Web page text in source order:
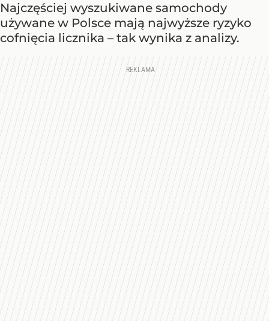
Najczęściej wyszukiwane samochody
używane w Polsce mają najwyższe ryzyko
cofnięcia licznika – tak wynika z analizy.